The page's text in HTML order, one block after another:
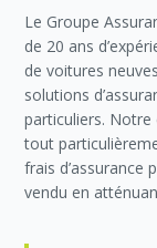
Le Groupe
de 20 ans
de voitures
solutions
particuliers.
tout
frais d’assurance
vendu en